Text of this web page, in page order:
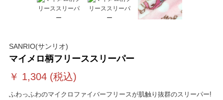
SANRIO(サンリオ)
マイメロ柄フリーススリーパー
￥ 1,304(税込)
ふわっふわのマイクロファイバーフリースが肌触り抜群のスリーパー!